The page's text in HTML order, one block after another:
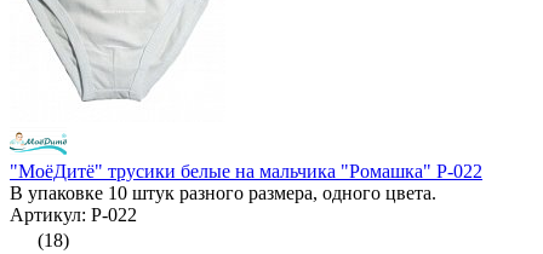
"МоёДитё" трусики белые на мальчика "Ромашка" Р-022
В упаковке 10 штук разного размера, одного цвета.
Артикул: Р-022
(18)